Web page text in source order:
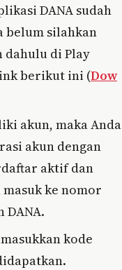
DANA sudah
belum silahkan
di Play
berikut ini (Dow
akun, maka Anda
akun dengan
aktif dan
ke nomor
kode